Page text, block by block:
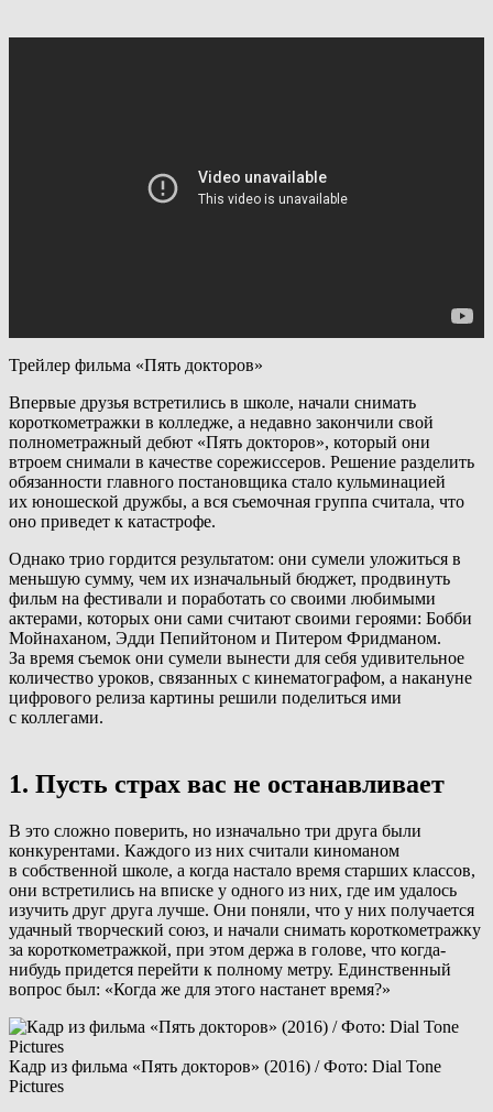
Трейлер фильма «Пять докторов»
Впервые друзья встретились в школе, начали снимать
короткометражки в колледже, а недавно закончили свой
полнометражный дебют «Пять докторов», который они
втроем снимали в качестве сорежиссеров. Решение разделить
обязанности главного постановщика стало кульминацией
их юношеской дружбы, а вся съемочная группа считала, что
оно приведет к катастрофе.
Однако трио гордится результатом: они сумели уложиться в
меньшую сумму, чем их изначальный бюджет, продвинуть
фильм на фестивали и поработать со своими любимыми
актерами, которых они сами считают своими героями: Бобби
Мойнаханом, Эдди Пепийтоном и Питером Фридманом.
За время съемок они сумели вынести для себя удивительное
количество уроков, связанных с кинематографом, а накануне
цифрового релиза картины решили поделиться ими
с коллегами.
1. Пусть страх вас не останавливает
В это сложно поверить, но изначально три друга были
конкурентами. Каждого из них считали киноманом
в собственной школе, а когда настало время старших классов,
они встретились на вписке у одного из них, где им удалось
изучить друг друга лучше. Они поняли, что у них получается
удачный творческий союз, и начали снимать короткометражку
за короткометражкой, при этом держа в голове, что когда-
нибудь придется перейти к полному метру. Единственный
вопрос был: «Когда же для этого настанет время?»
Кадр из фильма «Пять докторов» (2016) / Фото: Dial Tone
Pictures